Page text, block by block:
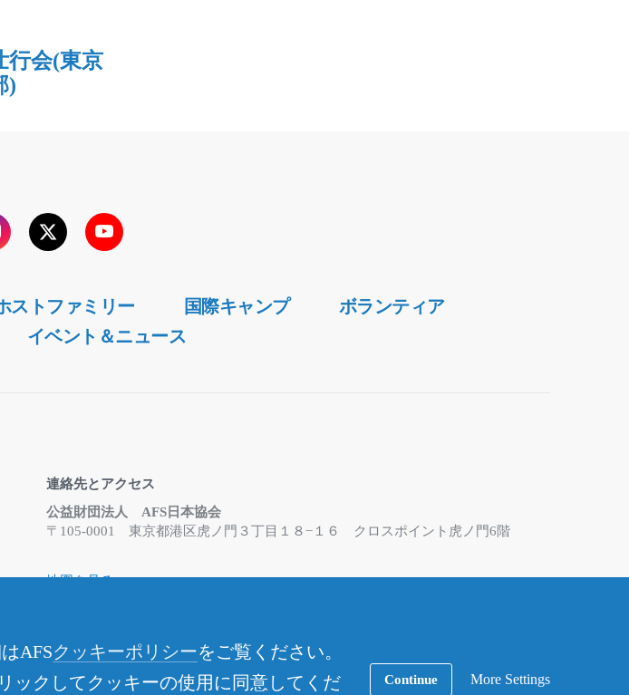
行会(東京
)
TwitterYouTube
ストファミリー 国際キャンプ
ボランティア
イベント＆ニュース
連絡先とアクセス
公益財団法人 AFS日本協会
〒105-0001 東京都港区虎ノ門３丁目１８−１６ クロスポイント虎ノ門6階
地図を見る
さい
AFSクッキーポリシーをご覧ください。
ックしてクッキーの使用に同意してくだ
Continue More Settings